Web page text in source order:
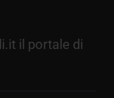
il portale di